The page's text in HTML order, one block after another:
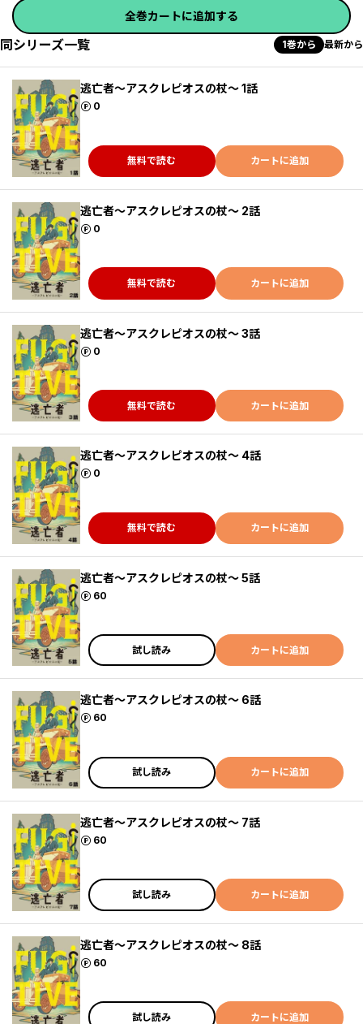
全巻カートに追加する
同シリーズ一覧 1巻から 最新から
逃亡者～アスクレピオスの杖～ 1話
0
ポイント
無料で読む カートに追加
逃亡者～アスクレピオスの杖～ 2話
0
ポイント
無料で読む カートに追加
逃亡者～アスクレピオスの杖～ 3話
0
ポイント
無料で読む カートに追加
逃亡者～アスクレピオスの杖～ 4話
0
ポイント
無料で読む カートに追加
逃亡者～アスクレピオスの杖～ 5話
60
ポイント
試し読み カートに追加
逃亡者～アスクレピオスの杖～ 6話
60
ポイント
試し読み カートに追加
逃亡者～アスクレピオスの杖～ 7話
60
ポイント
試し読み カートに追加
逃亡者～アスクレピオスの杖～ 8話
60
ポイント
試し読み カートに追加